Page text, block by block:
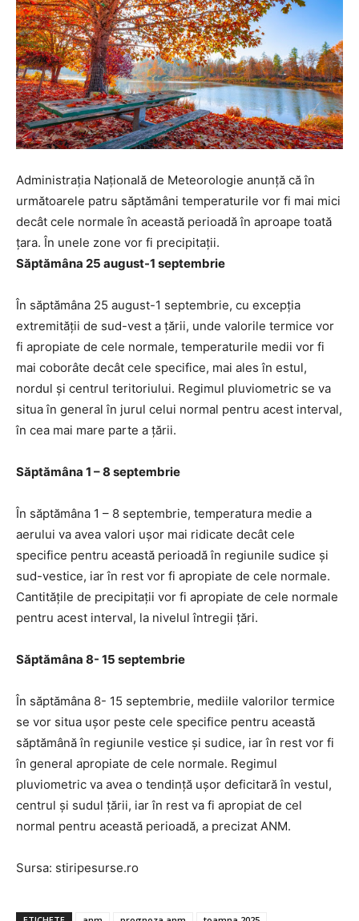
Administrația Națională de Meteorologie anunță că în
următoarele patru săptămâni temperaturile vor fi mai mici
decât cele normale în această perioadă în aproape toată
țara. În unele zone vor fi precipitații.
Săptămâna 25 august-1 septembrie
În săptămâna 25 august-1 septembrie, cu excepția
extremității de sud-vest a țării, unde valorile termice vor
fi apropiate de cele normale, temperaturile medii vor fi
mai coborâte decât cele specifice, mai ales în estul,
nordul și centrul teritoriului. Regimul pluviometric se va
situa în general în jurul celui normal pentru acest interval,
în cea mai mare parte a țării.
Săptămâna 1 – 8 septembrie
În săptămâna 1 – 8 septembrie, temperatura medie a
aerului va avea valori ușor mai ridicate decât cele
specifice pentru această perioadă în regiunile sudice și
sud-vestice, iar în rest vor fi apropiate de cele normale.
Cantitățile de precipitații vor fi apropiate de cele normale
pentru acest interval, la nivelul întregii țări.
Săptămâna 8- 15 septembrie
În săptămâna 8- 15 septembrie, mediile valorilor termice
se vor situa ușor peste cele specifice pentru această
săptămână în regiunile vestice și sudice, iar în rest vor fi
în general apropiate de cele normale. Regimul
pluviometric va avea o tendință ușor deficitară în vestul,
centrul și sudul țării, iar în rest va fi apropiat de cel
normal pentru această perioadă, a precizat ANM.
Sursa: stiripesurse.ro